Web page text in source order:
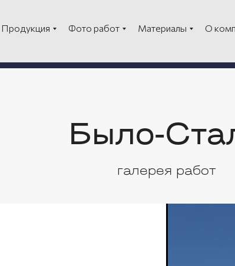
Продукция Фото работ Материалы О
из алюминия Двери из
Было-
галерея работ